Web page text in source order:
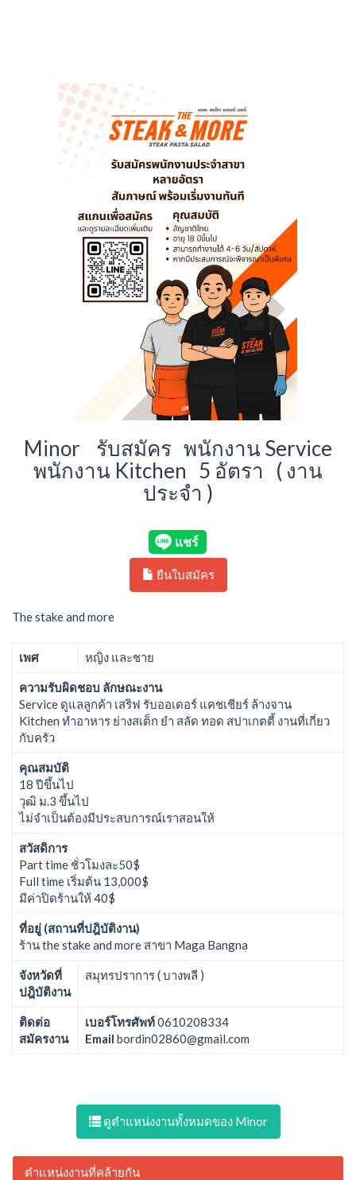
Minor รับสมัคร พนักงาน Service
พนักงาน Kitchen 5 อัตรา ( งาน
ประจำ )
ยืนใบสมัคร
The stake and more
เพศ หญิง และชาย
ความรับผิดชอบ ลักษณะงาน
Service ดูแลลูกค้า เสริฟ รับออเดอร์ แคชเชียร์ ล้างจาน
Kitchen ทำอาหาร ย่างสเต็ก ยำ สลัด ทอด สปาเกตตี้ งานที่เกี่ยว
กับครัว
คุณสมบัติ
18 ปีขึ้นไป
วุฒิ ม.3 ขึ้นไป
ไม่จำเป็นต้องมีประสบการณ์เราสอนให้
สวัสดิการ
Part time ชั่วโมงละ50$
Full time เริ่มต้น 13,000$
มีค่าปิดร้านให้ 40$
ที่อยู่ (สถานที่ปฎิบัติงาน)
ร้าน the stake and more สาขา Maga Bangna
จังหวัดที่
ปฎิบัติงาน
สมุทรปราการ ( บางพลี )
ติดต่อ
สมัครงาน
เบอร์โทรศัพท์0610208334
Email bordin02860@gmail.com
ดูตำแหน่งงานทั้งหมดของ Minor
ตำแหน่งงานที่คล้ายกัน